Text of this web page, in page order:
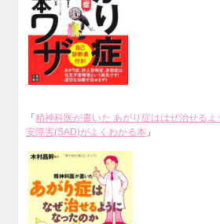
「精神科医が書いた あがり症ははぜ治せる
安障害(SAD)がよくわかる本 」